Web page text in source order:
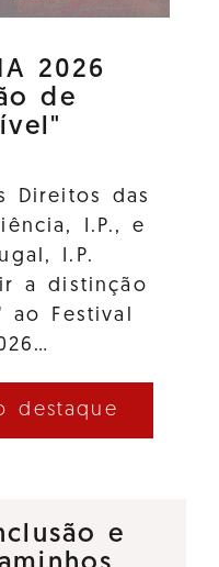
2026
de
Direitos das
I.P., e
I.P.
a distinção
ao Festival
destaque
e